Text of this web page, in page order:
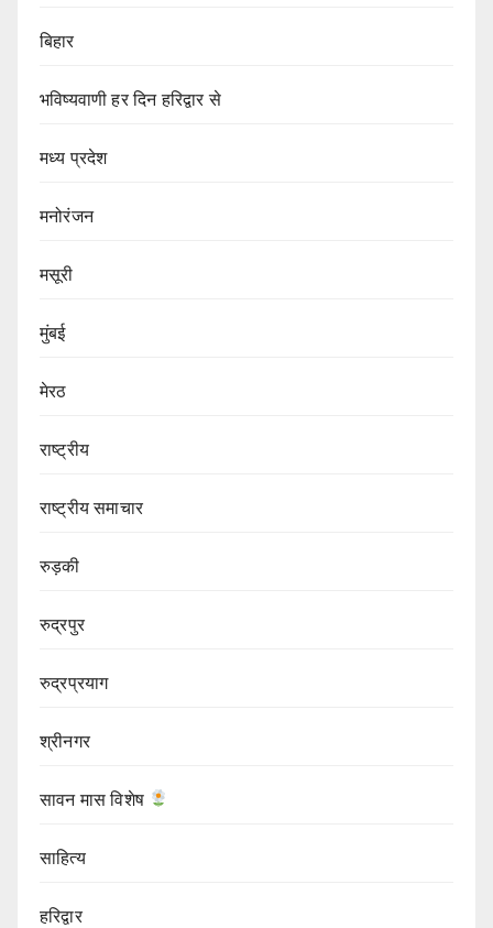
बिहार
भविष्यवाणी हर दिन हरिद्वार से
मध्य प्रदेश
मनोरंजन
मसूरी
मुंबई
मेरठ
राष्ट्रीय
राष्ट्रीय समाचार
रुड़की
रुद्रपुर
रुद्रप्रयाग
श्रीनगर
सावन मास विशेष
साहित्य
हरिद्वार